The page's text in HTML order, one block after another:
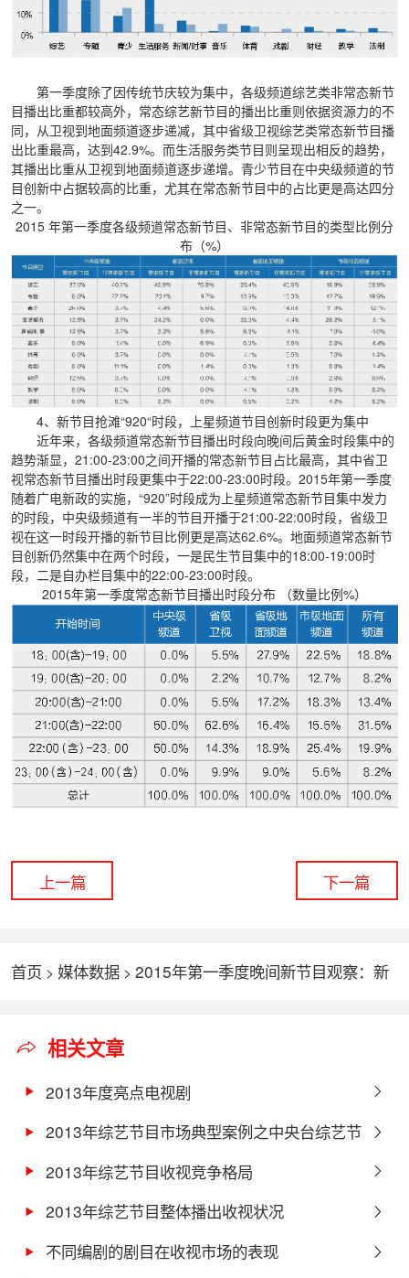
第一季度除了因传统节庆较为集中，各级频道综艺类非常态新节
目播出比重都较高外，常态综艺新节目的播出比重则依据资源力的不
同，从卫视到地面频道逐步递减，其中省级卫视综艺类常态新节目播
出比重最高，达到42.9%。而生活服务类节目则呈现出相反的趋势，
其播出比重从卫视到地面频道逐步递增。青少节目在中央级频道的节
目创新中占据较高的比重，尤其在常态新节目中的占比更是高达四分
之一。
2015 年第一季度各级频道常态新节目、非常态新节目的类型比例分
布（%）
4、新节目抢滩“920“时段，上星频道节目创新时段更为集中
近年来，各级频道常态新节目播出时段向晚间后黄金时段集中的
趋势渐显，21:00-23:00之间开播的常态新节目占比最高，其中省卫
视常态新节目播出时段更集中于22:00-23:00时段。2015年第一季度
随着广电新政的实施，“920”时段成为上星频道常态新节目集中发力
的时段，中央级频道有一半的节目开播于21:00-22:00时段，省级卫
视在这一时段开播的新节目比例更是高达62.6%。地面频道常态新节
目创新仍然集中在两个时段，一是民生节目集中的18:00-19:00时
段，二是自办栏目集中的22:00-23:00时段。
2015年第一季度常态新节目播出时段分布 （数量比例%）
上一篇 下一篇
首页 > 媒体数据 >2015年第一季度晚间新节目观察：新
相关文章
2013年度亮点电视剧
2013年综艺节目市场典型案例之中央台综艺节
目
2013年综艺节目收视竞争格局
2013年综艺节目整体播出收视状况
不同编剧的剧目在收视市场的表现